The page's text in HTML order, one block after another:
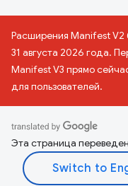
Расширения Manifest V2
31 августа 2026 года.
Manifest V3 прямо
для пользователей.
Эта страница